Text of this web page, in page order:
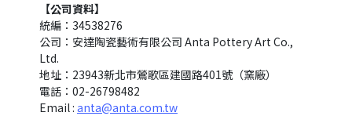
【公司資料】
統編：34538276
公司：安達陶瓷藝術有限公司 Anta Pottery Art Co.,
Ltd.
地址：23943新北市鶯歌區建國路401號（窯廠）
電話：02-26798482
Email : anta@anta.com.tw